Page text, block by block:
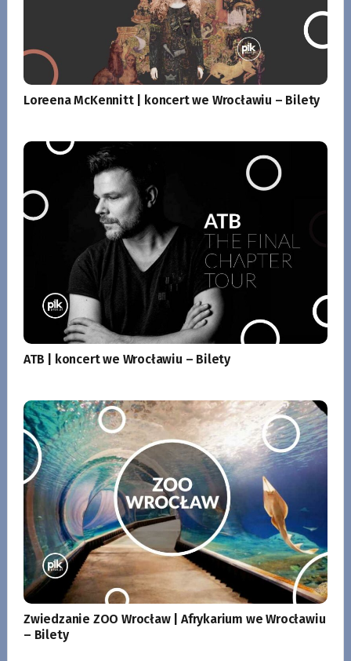
Loreena McKennitt | koncert we Wrocławiu – Bilety
ATB | koncert we Wrocławiu – Bilety
Zwiedzanie ZOO Wrocław | Afrykarium we Wrocławiu
– Bilety